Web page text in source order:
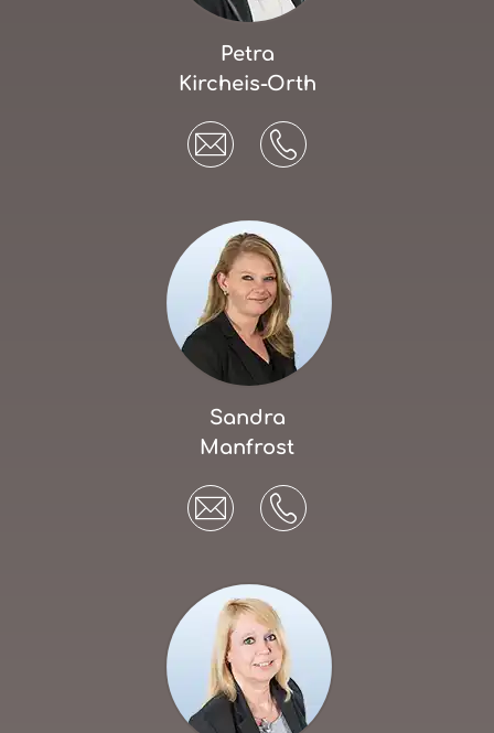
Petra
Kircheis-Orth
Sandra
Manfrost